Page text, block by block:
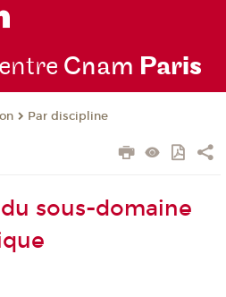
Cnam Paris
Par discipline
sous-domaine